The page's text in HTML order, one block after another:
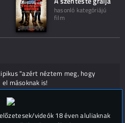
hasonló kategóriájú
film
"azért néztem meg, hogy
másoknak is!
(
videók 18 éven aluliaknak